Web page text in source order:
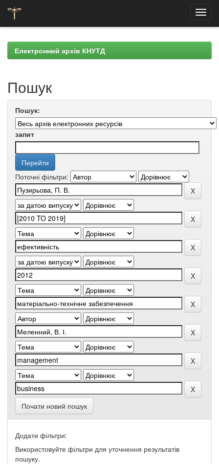
navigationЕлектронний архів КНУТД
Пошук
Пошук:
запит
Поточні фільтри:
Почати новий пошук
Додати фільтри:
Використовуйте фільтри для уточнення результатів
пошуку.